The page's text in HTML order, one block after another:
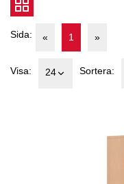
Sida: « 1 »
Visa: 24 Sortera: